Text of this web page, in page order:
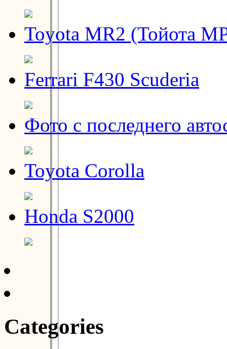
Toyota MR2 (Тойота
Ferrari F430 Scuderia
Фото с последнего
Toyota Corolla
Honda S2000
Categories